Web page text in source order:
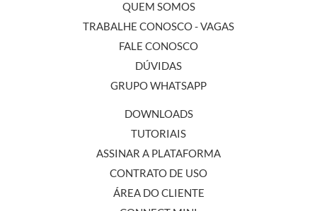
QUEM SOMOS
TRABALHE CONOSCO - VAGAS
FALE CONOSCO
DÚVIDAS
GRUPO WHATSAPP
DOWNLOADS
TUTORIAIS
ASSINAR A PLATAFORMA
CONTRATO DE USO
ÁREA DO CLIENTE